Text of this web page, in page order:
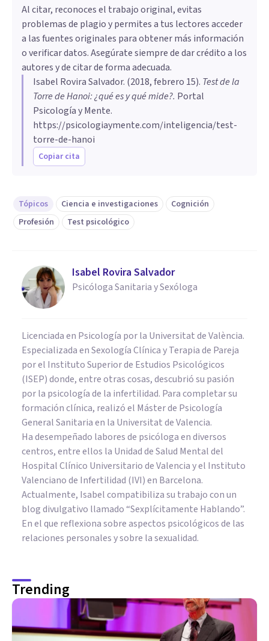
Al citar, reconoces el trabajo original, evitas
problemas de plagio y permites a tus lectores acceder
a las fuentes originales para obtener más información
o verificar datos. Asegúrate siempre de dar crédito a los
autores y de citar de forma adecuada.
Isabel Rovira Salvador. (2018, febrero 15). Test de la
Torre de Hanoi: ¿qué es y qué mide?. Portal
Psicología y Mente.
https://psicologiaymente.com/inteligencia/test-
torre-de-hanoi
Copiar cita
Tópicos Ciencia e investigaciones
Cognición
Profesión
Test psicológico
Isabel Rovira Salvador
Psicóloga Sanitaria y Sexóloga
Licenciada en Psicología por la Universitat de València.
Especializada en Sexología Clínica y Terapia de Pareja
por el Instituto Superior de Estudios Psicológicos
(ISEP) donde, entre otras cosas, descubrió su pasión
por la psicología de la infertilidad. Para completar su
formación clínica, realizó el Máster de Psicología
General Sanitaria en la Universitat de Valencia.
Ha desempeñado labores de psicóloga en diversos
centros, entre ellos la Unidad de Salud Mental del
Hospital Clínico Universitario de Valencia y el Instituto
Valenciano de Infertilidad (IVI) en Barcelona.
Actualmente, Isabel compatibiliza su trabajo con un
blog divulgativo llamado “Sexplícitamente Hablando”.
En el que reflexiona sobre aspectos psicológicos de las
relaciones personales y sobre la sexualidad.
Trending